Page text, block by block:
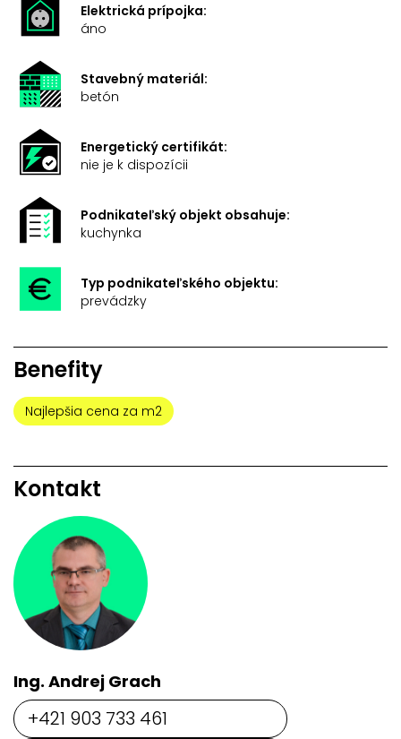
Elektrická prípojka:
áno
Stavebný materiál:
betón
Energetický certifikát:
nie je k dispozícii
Podnikateľský objekt obsahuje:
kuchynka
Typ podnikateľského objektu:
prevádzky
Benefity
Najlepšia cena za m2
Kontakt
Ing. Andrej Grach
+421 903 733 461